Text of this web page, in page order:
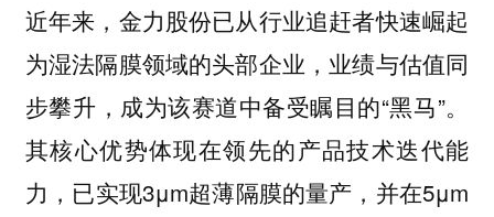
近年来，金力股份已从行业追赶者快速崛起
为湿法隔膜领域的头部企业，业绩与估值同
步攀升，成为该赛道中备受瞩目的“黑马”。
其核心优势体现在领先的产品技术迭代能
力，已实现3μm超薄隔膜的量产，并在5μm